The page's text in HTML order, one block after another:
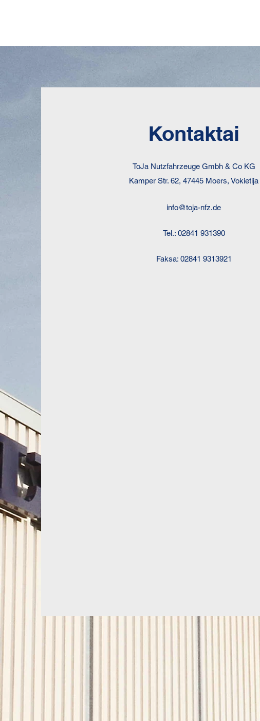
Kontaktai
ToJa Nutzfahrzeuge Gmbh & Co KG
Kamper Str. 62, 47445 Moers, Vokietija
info@toja-nfz.de
Tel.: 02841 931390
Faksa: 02841 9313921